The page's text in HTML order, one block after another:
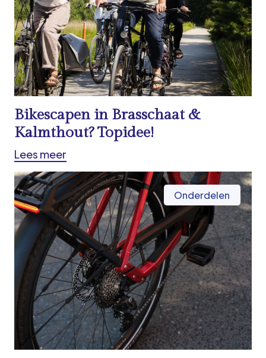
Bikescapen in Brasschaat &
Kalmthout? Topidee!
Lees meer
Onderdelen